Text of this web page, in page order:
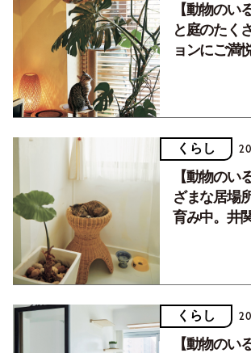
【動物の
と庭のたく
ョンにご満
くらし
【動物の
ざまな居場
育み中。井
くらし
【動物の